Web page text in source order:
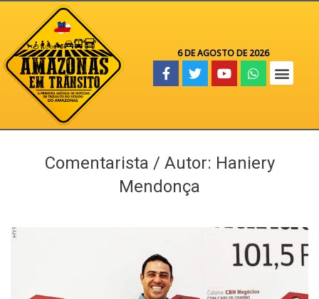
6 DE AGOSTO DE 2026
Comentarista / Autor: Haniery
Mendonça